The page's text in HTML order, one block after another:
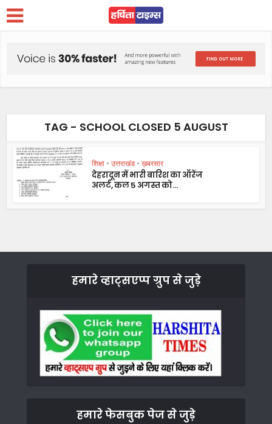
TAG - SCHOOL CLOSED 5 AUGUST
शिक्षा • उत्तराखंड • ख़बरसार
देहरादून में भारी बारिश का ऑरेंज
अलर्ट, कल 5 अगस्त को...
हमारे व्हाट्सएप्प ग्रुप से जुड़े
हमारे फेसबुक पेज से जुड़े